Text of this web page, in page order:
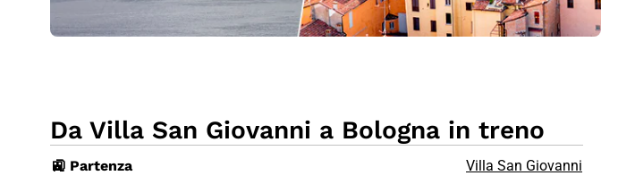
Da Villa San Giovanni a Bologna in treno
🚉 Partenza Villa San Giovanni